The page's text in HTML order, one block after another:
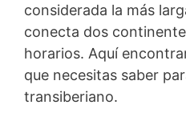
considerada la más
conecta dos
horarios. Aquí
que necesitas saber
transiberiano.